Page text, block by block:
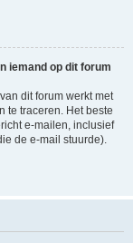
iemand op dit forum
dit forum werkt met
te traceren. Het beste
e-mailen, inclusief
de e-mail stuurde).